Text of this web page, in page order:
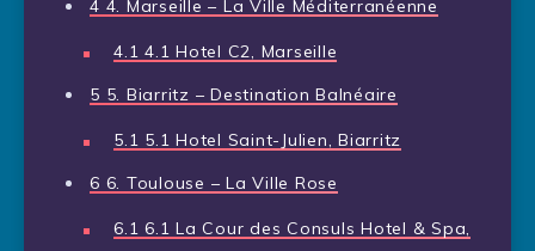
4 4. Marseille – La Ville Méditerranéenne
4.1 4.1 Hotel C2, Marseille
5 5. Biarritz – Destination Balnéaire
5.1 5.1 Hotel Saint-Julien, Biarritz
6 6. Toulouse – La Ville Rose
6.1 6.1 La Cour des Consuls Hotel & Spa,